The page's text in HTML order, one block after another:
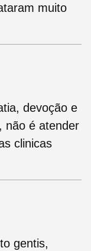
muito
devoção e
não é atender
clinicas
gentis,